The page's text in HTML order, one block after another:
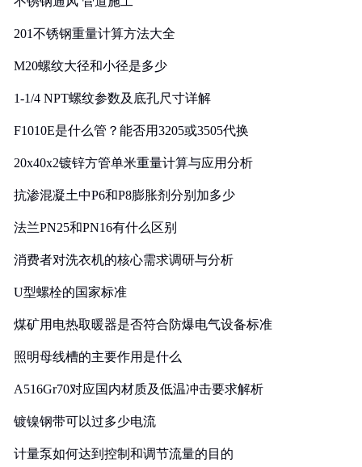
201不锈钢重量计算方法大全
M20螺纹大径和小径是多少
1-1/4 NPT螺纹参数及底孔尺寸详解
F1010E是什么管？能否用3205或3505代换
20x40x2镀锌方管单米重量计算与应用分析
抗渗混凝土中P6和P8膨胀剂分别加多少
法兰PN25和PN16有什么区别
消费者对洗衣机的核心需求调研与分析
U型螺栓的国家标准
煤矿用电热取暖器是否符合防爆电气设备标准
照明母线槽的主要作用是什么
A516Gr70对应国内材质及低温冲击要求解析
镀镍钢带可以过多少电流
计量泵如何达到控制和调节流量的目的